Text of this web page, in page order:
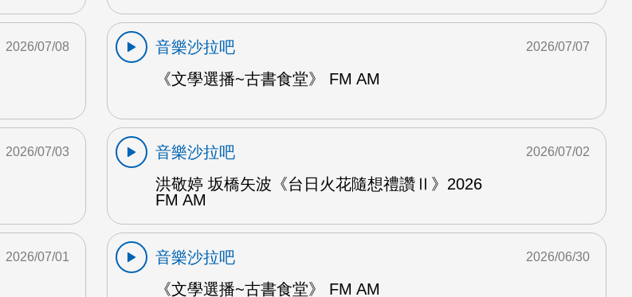
2026/07/08
音樂沙拉吧
《文學選播~古書食堂》 FM AM
2026/07/07
2026/07/03
音樂沙拉吧
洪敬婷 坂橋矢波《台日火花隨想禮讚Ⅱ》2026
FM AM
2026/07/02
2026/07/01
音樂沙拉吧
《文學選播~古書食堂》 FM AM
2026/06/30